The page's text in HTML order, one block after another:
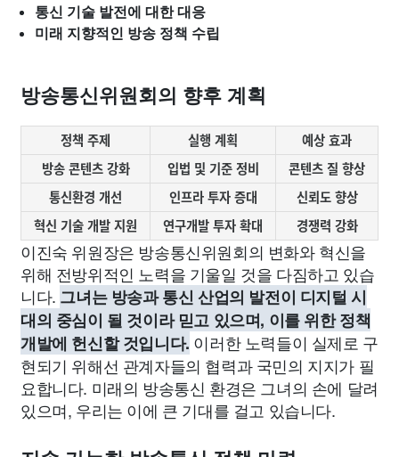
통신 기술 발전에 대한 대응
미래 지향적인 방송 정책 수립
방송통신위원회의 향후 계획
정책 주제 실행 계획
예상 효과
방송 콘텐츠 강화
입법 및 기준 정비
콘텐츠 질 향상
통신환경 개선
인프라 투자 증대
신뢰도 향상
혁신 기술 개발 지원
연구개발 투자 확대 경쟁력 강화
이진숙 위원장은 방송통신위원회의 변화와 혁신을
위해 전방위적인 노력을 기울일 것을 다짐하고 있습
니다. 그녀는 방송과 통신 산업의 발전이 디지털 시
대의 중심이 될 것이라 믿고 있으며, 이를 위한 정책
개발에 헌신할 것입니다. 이러한 노력들이 실제로 구
현되기 위해선 관계자들의 협력과 국민의 지지가 필
요합니다. 미래의 방송통신 환경은 그녀의 손에 달려
있으며, 우리는 이에 큰 기대를 걸고 있습니다.